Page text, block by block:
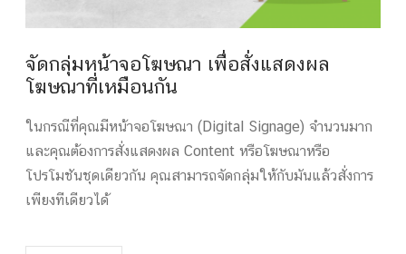
จัดกลุ่มหน้าจอโฆษณา เพื่อสั่งแสดงผล
โฆษณาที่เหมือนกัน
ในกรณีที่คุณมีหน้าจอโฆษณา (Digital Signage) จำนวนมาก
และคุณต้องการสั่งแสดงผล Content หรือโฆษณาหรือ
โปรโมชันชุดเดียวกัน คุณสามารถจัดกลุ่มให้กับมันแล้วสั่งการ
เพียงทีเดียวได้